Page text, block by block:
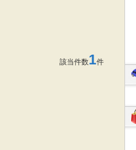
該当件数1件